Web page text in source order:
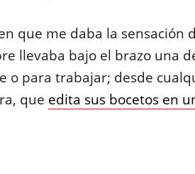
que me daba la sensación
llevaba bajo el brazo una
o para trabajar; desde
que edita sus bocetos en